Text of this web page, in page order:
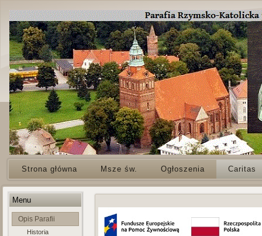
Strona główna Msze św. Ogłoszenia Caritas
Menu
Opis Parafii
Historia